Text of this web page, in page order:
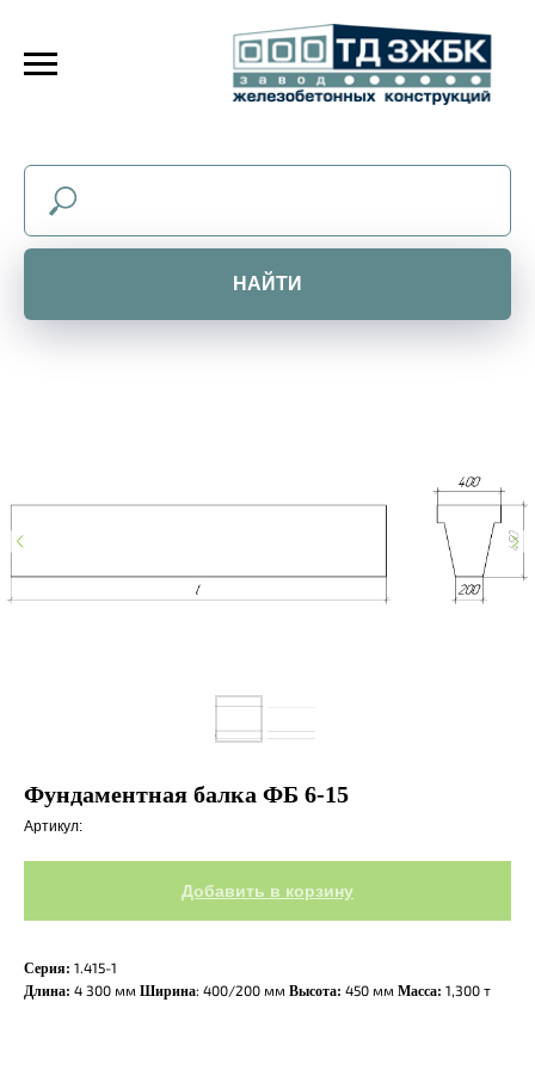
НАЙТИ
Фундаментная балка ФБ 6-15
Артикул:
Добавить в корзину
Серия: 1.415-1
Длина: 4 300 мм Ширина: 400/200 мм Высота: 450 мм Масса: 1,300 т